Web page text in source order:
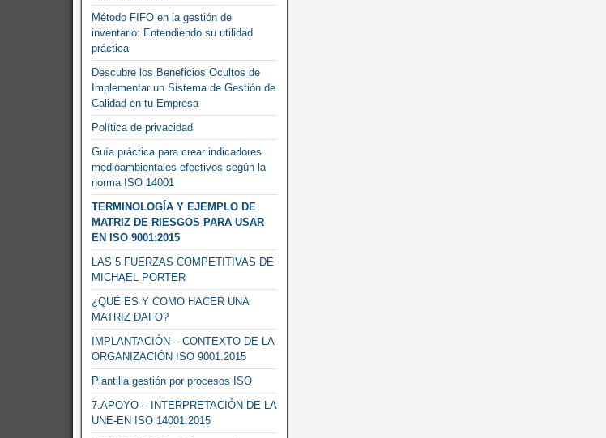
Método FIFO en la gestión de
inventario: Entendiendo su utilidad
práctica
Descubre los Beneficios Ocultos de
Implementar un Sistema de Gestión de
Calidad en tu Empresa
Política de privacidad
Guía práctica para crear indicadores
medioambientales efectivos según la
norma ISO 14001
TERMINOLOGÍA Y EJEMPLO DE
MATRIZ DE RIESGOS PARA USAR
EN ISO 9001:2015
LAS 5 FUERZAS COMPETITIVAS DE
MICHAEL PORTER
¿QUÉ ES Y COMO HACER UNA
MATRIZ DAFO?
IMPLANTACIÓN – CONTEXTO DE LA
ORGANIZACIÓN ISO 9001:2015
Plantilla gestión por procesos ISO
7.APOYO – INTERPRETACIÓN DE LA
UNE-EN ISO 14001:2015